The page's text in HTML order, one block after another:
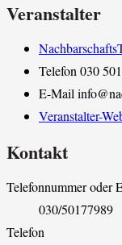
Veranstalter
Telefon 030
E-Mail
Veranstalter-
Kontakt
Telefonnummer oder
030/50177989
Telefon